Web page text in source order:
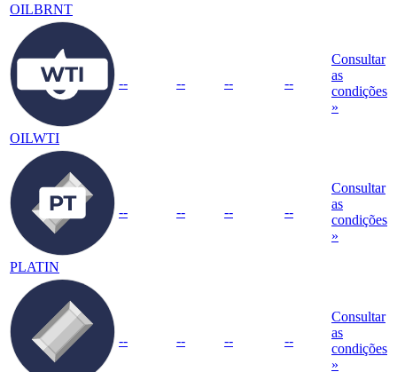
OILBRNT
OILWTI
-- -- -- --
Consultar
as
condições
»
PLATIN
-- -- -- --
Consultar
as
condições
»
-- -- -- --
Consultar
as
condições
»